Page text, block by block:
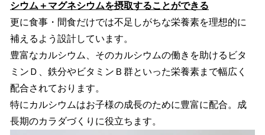
シウム＋マグネシウムを摂取することができる
更に食事・間食だけでは不足しがちな栄養素を理想的に
補えるよう設計しています。
豊富なカルシウム、そのカルシウムの働きを助けるビタ
ミンＤ、鉄分やビタミンＢ群といった栄養素まで幅広く
配合されております。
特にカルシウムはお子様の成長のために豊富に配合。成
長期のカラダづくりに役立ちます。